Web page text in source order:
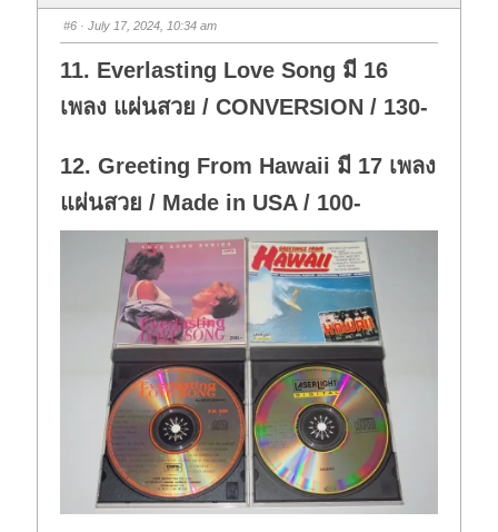
d
o
.
u
p
#6 · July 17, 2024, 10:34 am
11. Everlasting Love Song มี 16
เพลง แผ่นสวย / CONVERSION / 130-
12. Greeting From Hawaii มี 17 เพลง
แผ่นสวย / Made in USA / 100-